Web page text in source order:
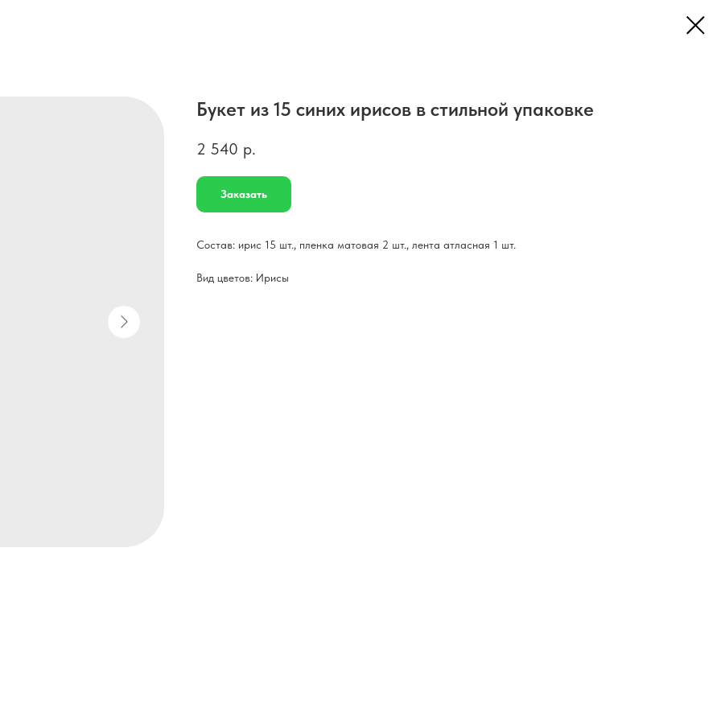
Букет из 15 синих ирисов в стильной упаковке
2 540 р.
Заказать
Состав: ирис 15 шт., пленка матовая 2 шт., лента атласная 1 шт.
Вид цветов: Ирисы